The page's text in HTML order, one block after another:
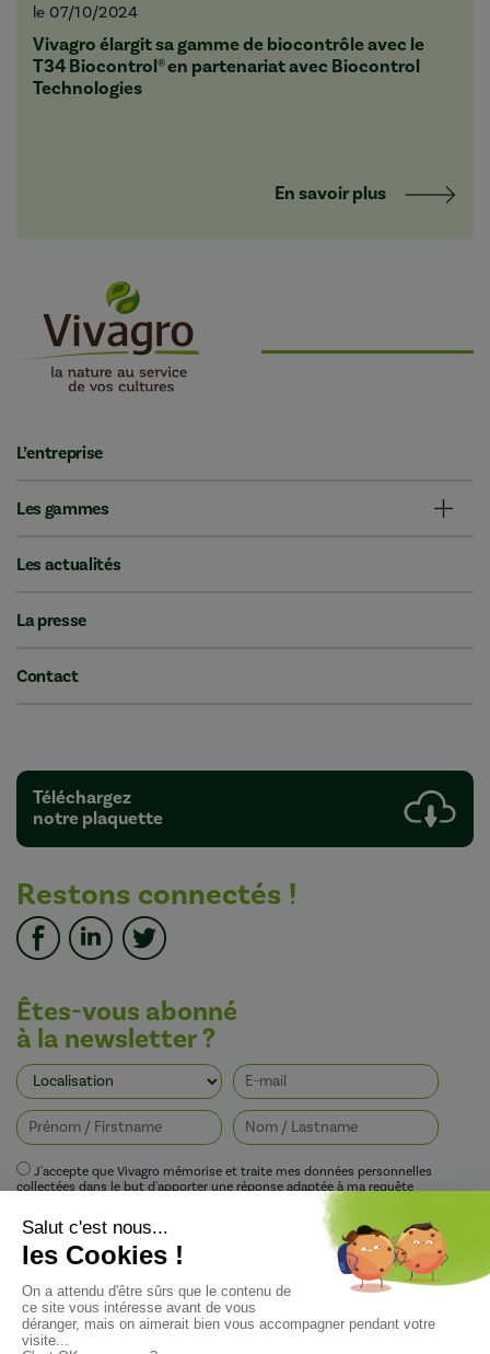
le 07/10/2024
Vivagro élargit sa gamme de biocontrôle avec le
T34 Biocontrol® en partenariat avec Biocontrol
Technologies
En savoir plus
L’entreprise
Les gammes
Les actualités
La presse
Contact
Téléchargez
notre plaquette
Restons connectés !
Êtes-vous abonné
à la newsletter ?
J'accepte que Vivagro mémorise et traite mes données personnelles
collectées dans le but d'apporter une réponse adaptée à ma requête
conformément à la politique de protection de la vie privée de Vivagro.
I agree that Vivagro stores and processes my personal data collected in order
to provide an appropriate response to my request in accordance with
Vivagro's privacy policy.